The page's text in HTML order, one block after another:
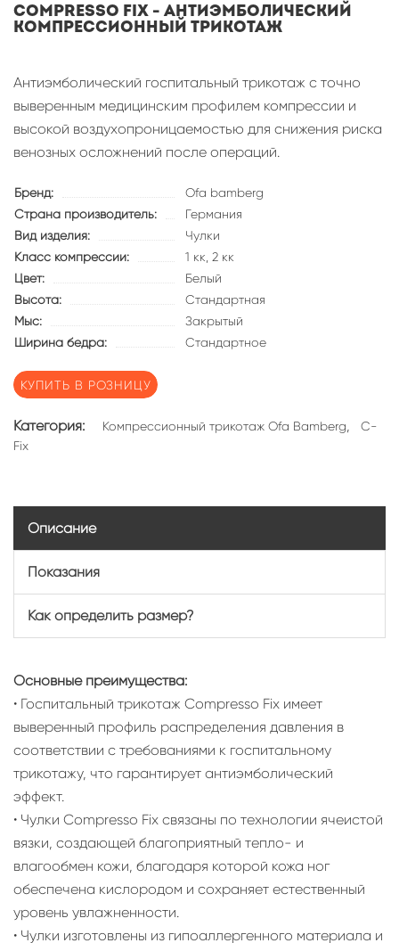
Compresso Fix - антиэмболический
компрессионный трикотаж
Антиэмболический госпитальный трикотаж с точно
выверенным медицинским профилем компрессии и
высокой воздухопроницаемостью для снижения риска
венозных осложнений после операций.
Бренд:
Ofa bamberg
Страна производитель:
Германия
Вид изделия:
Чулки
Класс компрессии:
1 кк, 2 кк
Цвет:
Белый
Высота:
Стандартная
Мыс:
Закрытый
Ширина бедра:
Стандартное
КУПИТЬ В РОЗНИЦУ
Категория: Компрессионный трикотаж Ofa Bamberg, C-
Fix
Описание
Показания
Как определить размер?
Основные преимущества:
• Госпитальный трикотаж Compresso Fix имеет
выверенный профиль распределения давления в
соответствии с требованиями к госпитальному
трикотажу, что гарантирует антиэмболический
эффект.
• Чулки Compresso Fix связаны по технологии ячеистой
вязки, создающей благоприятный тепло- и
влагообмен кожи, благодаря которой кожа ног
обеспечена кислородом и сохраняет естественный
уровень увлажненности.
• Чулки изготовлены из гипоаллергенного материала и